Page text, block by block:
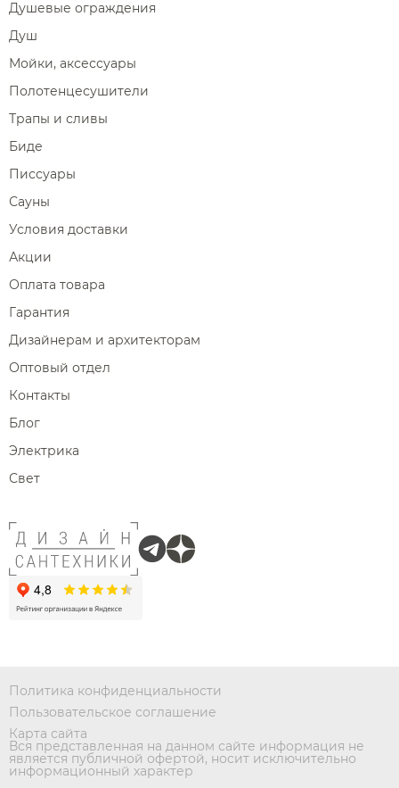
Душевые ограждения
Душ
Мойки, аксессуары
Полотенцесушители
Трапы и сливы
Биде
Писсуары
Сауны
Условия доставки
Акции
Оплата товара
Гарантия
Дизайнерам и архитекторам
Оптовый отдел
Контакты
Блог
Электрика
Свет
Политика конфиденциальности
Пользовательское соглашение
Карта сайта
Вся представленная на данном сайте информация не
является публичной офертой, носит исключительно
информационный характер